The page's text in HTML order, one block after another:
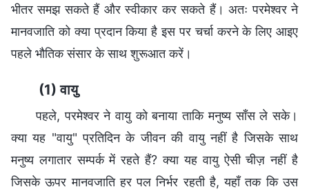
भीतर समझ सकते हैं और स्वीकार कर सकते हैं। अतः परमेश्वर ने
मानवजाति को क्या प्रदान किया है इस पर चर्चा करने के लिए आइए
पहले भौतिक संसार के साथ शुरूआत करें।
(1) वायु
पहले, परमेश्वर ने वायु को बनाया ताकि मनुष्य साँस ले सके।
क्या यह "वायु" प्रतिदिन के जीवन की वायु नहीं है जिसके साथ
मनुष्य लगातार सम्पर्क में रहते हैं? क्या यह वायु ऐसी चीज़ नहीं है
जिसके ऊपर मानवजाति हर पल निर्भर रहती है, यहाँ तक कि उस